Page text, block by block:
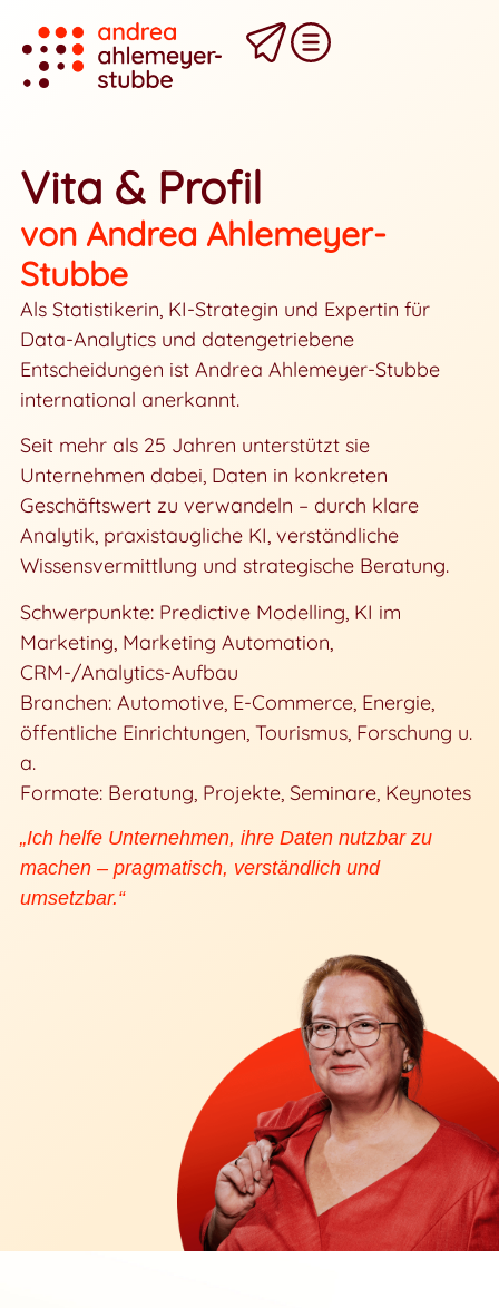
Vita & Profil
von Andrea Ahlemeyer-
Stubbe
Als Statistikerin, KI-Strategin und Expertin für
Data-Analytics und datengetriebene
Entscheidungen ist Andrea Ahlemeyer-Stubbe
international anerkannt.
Seit mehr als 25 Jahren unterstützt sie
Unternehmen dabei, Daten in konkreten
Geschäftswert zu verwandeln – durch klare
Analytik, praxistaugliche KI, verständliche
Wissensvermittlung und strategische Beratung.
Schwerpunkte: Predictive Modelling, KI im
Marketing, Marketing Automation,
CRM-/Analytics-Aufbau
Branchen: Automotive, E-Commerce, Energie,
öffentliche Einrichtungen, Tourismus, Forschung u.
a.
Formate: Beratung, Projekte, Seminare, Keynotes
„Ich helfe Unternehmen, ihre Daten nutzbar zu
machen – pragmatisch, verständlich und
umsetzbar.“